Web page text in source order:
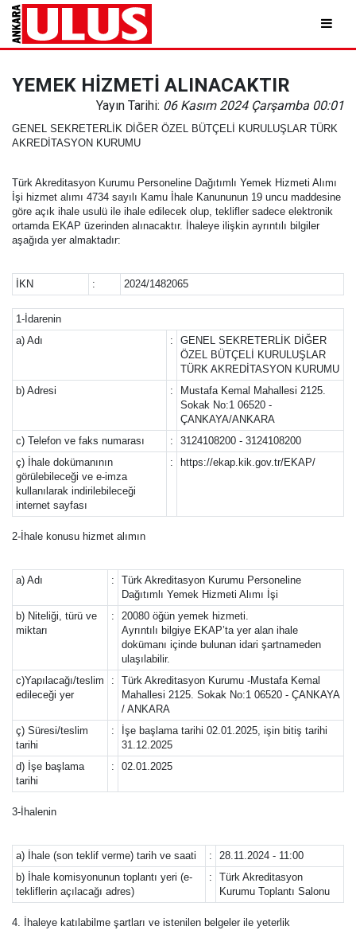
YEMEK HİZMETİ ALINACAKTIR
Yayın Tarihi: 06 Kasım 2024 Çarşamba 00:01
GENEL SEKRETERLİK DİĞER ÖZEL BÜTÇELİ KURULUŞLAR TÜRK
AKREDİTASYON KURUMU
Türk Akreditasyon Kurumu Personeline Dağıtımlı Yemek Hizmeti Alımı
İşi hizmet alımı 4734 sayılı Kamu İhale Kanununun 19 uncu maddesine
göre açık ihale usulü ile ihale edilecek olup, teklifler sadece elektronik
ortamda EKAP üzerinden alınacaktır. İhaleye ilişkin ayrıntılı bilgiler
aşağıda yer almaktadır:
İKN : 2024/1482065
1-İdarenin
a) Adı
:
GENEL SEKRETERLİK DİĞER
ÖZEL BÜTÇELİ KURULUŞLAR
TÜRK AKREDİTASYON KURUMU
b) Adresi
:
Mustafa Kemal Mahallesi 2125.
Sokak No:1 06520 -
ÇANKAYA/ANKARA
c) Telefon ve faks numarası
:
3124108200 - 3124108200
ç) İhale dokümanının
görülebileceği ve e-imza
kullanılarak indirilebileceği
internet sayfası
: https://ekap.kik.gov.tr/EKAP/
2-İhale konusu hizmet alımın
a) Adı :
Türk Akreditasyon Kurumu Personeline
Dağıtımlı Yemek Hizmeti Alımı İşi
b) Niteliği, türü ve
miktarı
:
20080 öğün yemek hizmeti.
Ayrıntılı bilgiye EKAP’ta yer alan ihale
dokümanı içinde bulunan idari şartnameden
ulaşılabilir.
c)Yapılacağı/teslim
edileceği yer
:
Türk Akreditasyon Kurumu -Mustafa Kemal
Mahallesi 2125. Sokak No:1 06520 - ÇANKAYA
/ ANKARA
ç) Süresi/teslim
tarihi
:
İşe başlama tarihi 02.01.2025, işin bitiş tarihi
31.12.2025
d) İşe başlama
tarihi
: 02.01.2025
3-İhalenin
a) İhale (son teklif verme) tarih ve saati :
28.11.2024 - 11:00
b) İhale komisyonunun toplantı yeri (e-
tekliflerin açılacağı adres)
:
Türk Akreditasyon
Kurumu Toplantı Salonu
4. İhaleye katılabilme şartları ve istenilen belgeler ile yeterlik